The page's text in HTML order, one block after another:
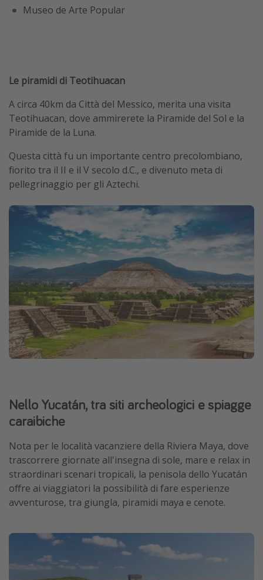
Museo de Arte Popular
Le piramidi di Teotihuacan
A circa 40km da Città del Messico, merita una visita
Teotihuacan, dove ammirerete la Piramide del Sol e la
Piramide de la Luna.
Questa città fu un importante centro precolombiano,
fiorito tra il II e il V secolo d.C., e divenuto meta di
pellegrinaggio per gli Aztechi.
Nello Yucatán, tra siti archeologici e spiagge
caraibiche
Nota per le località vacanziere della Riviera Maya, dove
trascorrere giornate all'insegna di sole, mare e relax in
straordinari scenari tropicali, la penisola dello Yucatán
offre ai viaggiatori la possibilità di fare esperienze
avventurose, tra giungla, piramidi maya e cenote.